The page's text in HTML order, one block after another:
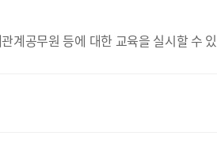
계공무원 등에 대한 교육을 실시할 수